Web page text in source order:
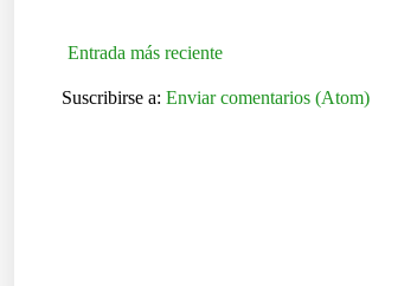
Entrada más reciente
Suscribirse a: Enviar comentarios (Atom)